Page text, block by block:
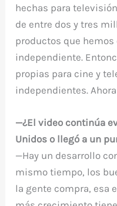
hechas para
de entre dos y tres
productos que
independiente.
propias para cine y
independientes.
—¿El video continúa
Unidos o llegó a un
—Hay un desarrollo
mismo tiempo, los
la gente compra, esa